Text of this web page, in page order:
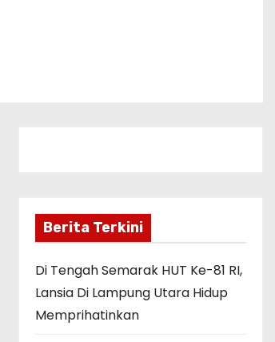
Berita Terkini
Di Tengah Semarak HUT Ke-81 RI,
Lansia Di Lampung Utara Hidup
Memprihatinkan